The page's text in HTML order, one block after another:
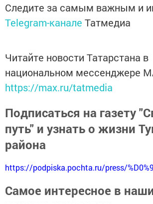
Следите за самым важным и
Telegram-канале Татмедиа
Читайте новости Татарстана в
национальном мессенджере
https://max.ru/tatmedia
Подписаться на газету
путь" и узнать о жизни
района
https://podpiska.pochta.ru/press/
Самое интересное в